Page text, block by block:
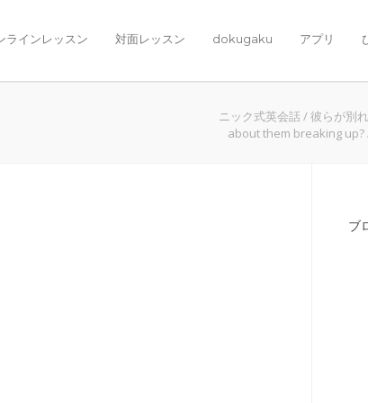
ラインレッスン 対面レッスン dokugaku アプリ
ニック式英会話 /彼らが別
about them breaking up?
ブ